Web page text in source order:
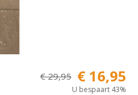
€ 29,95 € 16,95
U bespaart 43%